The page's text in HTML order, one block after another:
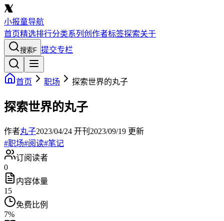
小报童导航
首页精选排行分类系列 创作者标签探索关于
搜索F 提交专栏
首页 职场 探索世界的丸子
探索世界的丸子
作者丸子2023/04/24 开刊 2023/09/19 更新
#职场#阅读#笔记
订阅读者
0
内容体量
15
免费比例
7%